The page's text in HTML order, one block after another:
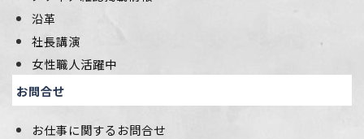
沿革
社長講演
女性職人活躍中
お問合せ
お仕事に関するお問合せ